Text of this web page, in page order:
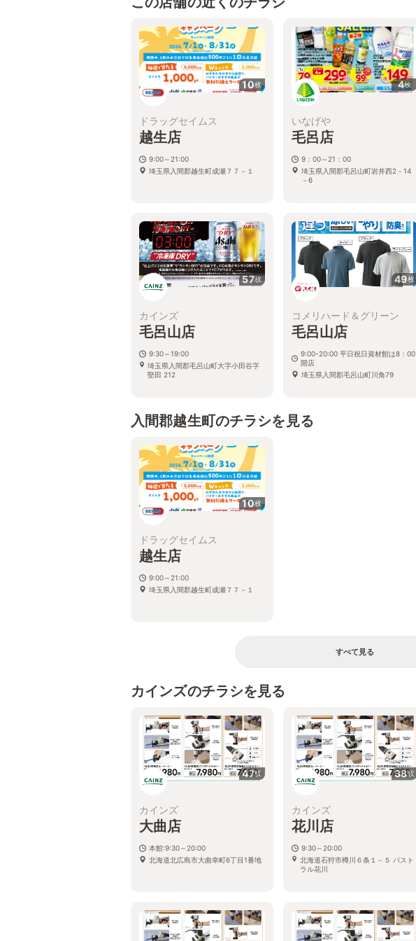
10枚
ドラッグセイムス
越生店
9:00～21:00
埼玉県入間郡越生町成瀬７７－１
4枚
いなげや
毛呂店
9：00～21：00
埼玉県入間郡毛呂山町岩井西2－14
－6
57枚
カインズ
毛呂山店
9:30～19:00
埼玉県入間郡毛呂山町大字小田谷字
堅田 212
49枚
コメリハード＆グリーン
毛呂山店
9:00-20:00 平日祝日資材館は8：00
開店
埼玉県入間郡毛呂山町川角79
入間郡越生町のチラシを見る
10枚
ドラッグセイムス
越生店
9:00～21:00
埼玉県入間郡越生町成瀬７７－１
すべて見る
カインズのチラシを見る
47枚
カインズ
大曲店
本館:9:30～20:00
北海道北広島市大曲幸町6丁目1番地
38枚
カインズ
花川店
9:30～20:00
北海道石狩市樽川６条１－５ パスト
ラル花川